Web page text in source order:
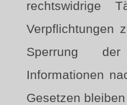
rechtswidrige
Verpflichtungen
Sperrung
Informationen
Gesetzen